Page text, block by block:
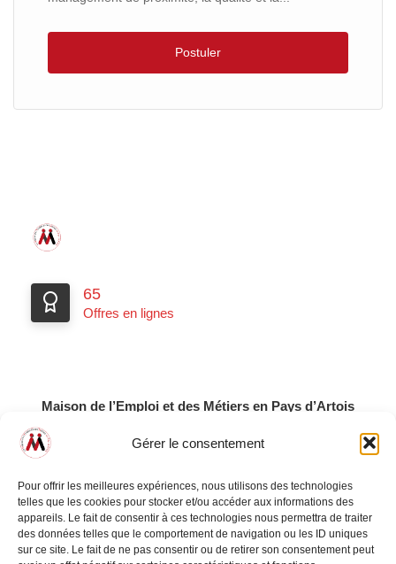
Gérer le consentement
Pour offrir les meilleures expériences, nous utilisons des technologies
telles que les cookies pour stocker et/ou accéder aux informations des
appareils. Le fait de consentir à ces technologies nous permettra de traiter
des données telles que le comportement de navigation ou les ID uniques
sur ce site. Le fait de ne pas consentir ou de retirer son consentement peut
Postuler
65
Offres en lignes
Maison de l’Emploi et des Métiers en Pays d’Artois
62000 Arras
Mentions Legales
Maison de l'Emploi et des Métiers en Pays d'Artois